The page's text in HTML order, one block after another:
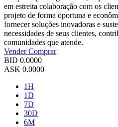
em estreita colaboração com os
projeto de forma oportuna e
fornecer soluções inovadoras e
necessidades de seus clientes,
comunidades que atende.
VenderComprar
BID 0.0000
ASK 0.0000
1H
1D
7D
30D
6M